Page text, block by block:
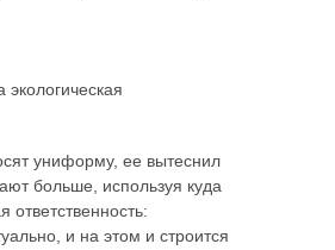
униформу, ее вытеснил
больше, используя куда
и на этом и строится